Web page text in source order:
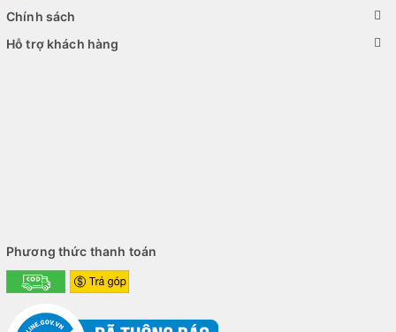
Chính sách
Hỗ trợ khách hàng
Phương thức thanh toán